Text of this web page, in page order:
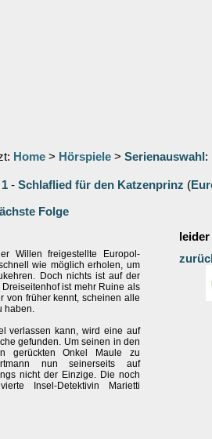
Home > Hörspiele > Serienauswahl :
1 - Schlaflied für den Katzenprinz (
Folge
Willen freigestellte Europol-
wie möglich erholen, um
Doch nichts ist auf der
ist mehr Ruine als
von früher kennt, scheinen alle
haben.
verlassen kann, wird eine auf
gefunden. Um seinen in den
gerückten Onkel Maule zu
nun seinerseits auf
nicht der Einzige. Die noch
Insel-Detektivin Marietti